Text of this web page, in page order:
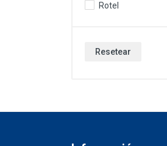
Rotel
Resetear